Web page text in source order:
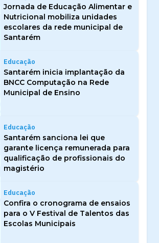
Jornada de Educação Alimentar e
Nutricional mobiliza unidades
escolares da rede municipal de
Santarém
Educação
Santarém inicia implantação da
BNCC Computação na Rede
Municipal de Ensino
Educação
Santarém sanciona lei que
garante licença remunerada para
qualificação de profissionais do
magistério
Educação
Confira o cronograma de ensaios
para o V Festival de Talentos das
Escolas Municipais